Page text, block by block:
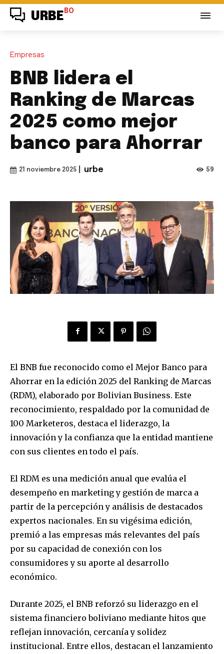
URBE BO
Empresas
BNB lidera el
Ranking de Marcas
2025 como mejor
banco para Ahorrar
21 noviembre 2025 urbe 59
El BNB fue reconocido como el Mejor Banco para
Ahorrar en la edición 2025 del Ranking de Marcas
(RDM), elaborado por Bolivian Business. Este
reconocimiento, respaldado por la comunidad de
100 Marketeros, destaca el liderazgo, la
innovación y la confianza que la entidad mantiene
con sus clientes en todo el país.
El RDM es una medición anual que evalúa el
desempeño en marketing y gestión de marca a
partir de la percepción y análisis de destacados
expertos nacionales. En su vigésima edición,
premió a las empresas más relevantes del país
por su capacidad de conexión con los
consumidores y su aporte al desarrollo
económico.
Durante 2025, el BNB reforzó su liderazgo en el
sistema financiero boliviano mediante hitos que
reflejan innovación, cercanía y solidez
institucional. Entre ellos, destacan el lanzamiento